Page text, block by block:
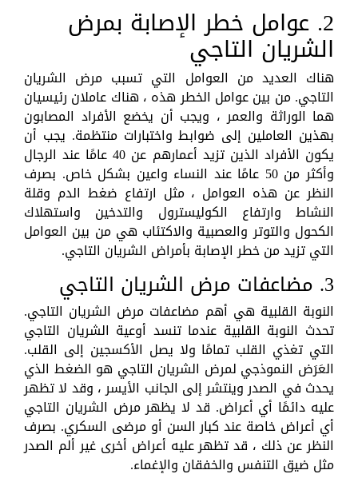
2. عوامل خطر الإصابة بمرض
الشريان التاجي
هناك العديد من العوامل التي تسبب مرض الشريان
التاجي. من بين عوامل الخطر هذه ، هناك عاملان رئيسيان
هما الوراثة والعمر ، ويجب أن يخضع الأفراد المصابون
بهذين العاملين إلى ضوابط واختبارات منتظمة. يجب أن
يكون الأفراد الذين تزيد أعمارهم عن 40 عامًا عند الرجال
وأكثر من 50 عامًا عند النساء واعين بشكل خاص. بصرف
النظر عن هذه العوامل ، مثل ارتفاع ضغط الدم وقلة
النشاط وارتفاع الكوليسترول والتدخين واستهلاك
الكحول والتوتر والعصبية والاكتئاب هي من بين العوامل
التي تزيد من خطر الإصابة بأمراض الشريان التاجي.
3. مضاعفات مرض الشريان التاجي
النوبة القلبية هي أهم مضاعفات مرض الشريان التاجي.
تحدث النوبة القلبية عندما تنسد أوعية الشريان التاجي
التي تغذي القلب تمامًا ولا يصل الأكسجين إلى القلب.
العَرَض النموذجي لمرض الشريان التاجي هو الضغط الذي
يحدث في الصدر وينتشر إلى الجانب الأيسر ، وقد لا تظهر
عليه دائمًا أي أعراض. قد لا يظهر مرض الشريان التاجي
أي أعراض خاصة عند كبار السن أو مرضى السكري. بصرف
النظر عن ذلك ، قد تظهر عليه أعراض أخرى غير ألم الصدر
مثل ضيق التنفس والخفقان والإغماء.